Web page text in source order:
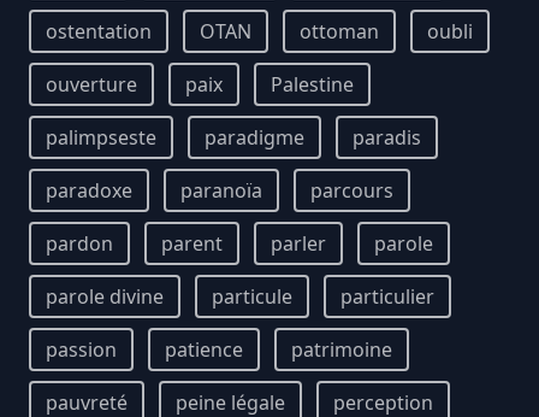
ostentation
OTAN ottoman
oubli
ouverture
paix
Palestine
palimpseste
paradigme
paradis
paradoxe
paranoïa
parcours
pardon
parent parler
parole
parole divine
particule
particulier
passion
patience
patrimoine
pauvreté
peine légale
perception